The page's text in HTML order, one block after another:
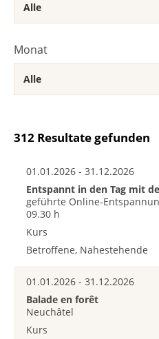
Monat
312 Resultate gefunden
01.01.2026 - 31.12.2026
Entspannt in den Tag mit
geführte Online-
09.30 h
Kurs
Betroffene, Nahestehende
01.01.2026 - 31.12.2026
Balade en forêt
Neuchâtel
Kurs